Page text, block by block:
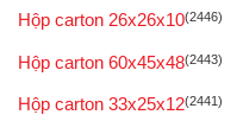
Hộp carton 26x26x10(2446)
Hộp carton 60x45x48(2443)
Hộp carton 33x25x12(2441)